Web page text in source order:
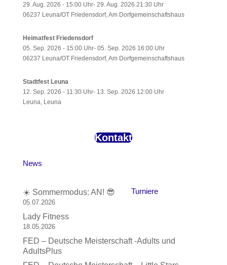
29. Aug. 2026 - 15:00 Uhr- 29. Aug. 2026 21:30 Uhr
06237 Leuna/OT Friedensdorf, Am Dorfgemeinschaftshaus
Heimatfest Friedensdorf
05. Sep. 2026 - 15:00 Uhr- 05. Sep. 2026 16:00 Uhr
06237 Leuna/OT Friedensdorf, Am Dorfgemeinschaftshaus
Stadtfest Leuna
12. Sep. 2026 - 11:30 Uhr- 13. Sep. 2026 12:00 Uhr
Leuna, Leuna
Kontakt
News
☀️ Sommermodus: AN! 😎
05.07.2026
Lady Fitness
18.05.2026
Turniere
FED – Deutsche Meisterschaft -Adults und
AdultsPlus